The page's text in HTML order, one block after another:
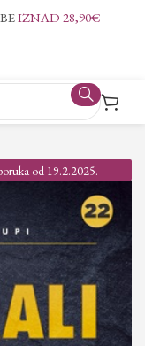
IZNAD 28,90€
od 19.2.2025.